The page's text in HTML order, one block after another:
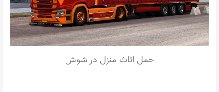
حمل اثاث منزل در شوش